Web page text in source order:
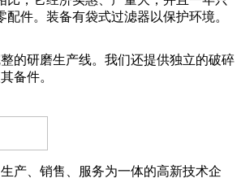
配件。装备有袋式过滤器以保护环境。
的研磨生产线。我们还提供独立的破碎
备件。
产、销售、服务为一体的高新技术企